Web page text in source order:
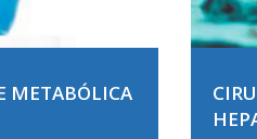
METABÓLICA